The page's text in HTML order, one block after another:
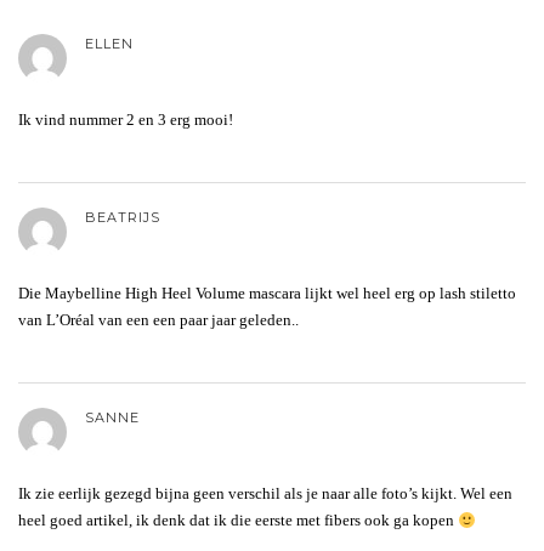
ELLEN
Ik vind nummer 2 en 3 erg mooi!
BEATRIJS
Die Maybelline High Heel Volume mascara lijkt wel heel erg op lash stiletto
van L’Oréal van een een paar jaar geleden..
SANNE
Ik zie eerlijk gezegd bijna geen verschil als je naar alle foto’s kijkt. Wel een
heel goed artikel, ik denk dat ik die eerste met fibers ook ga kopen